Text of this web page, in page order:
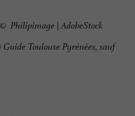
Philipimage | AdobeStock
Guide Toulouse Pyrénées, sauf